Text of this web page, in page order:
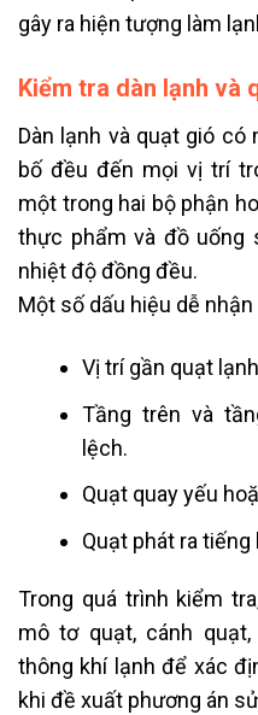
gây ra hiện tượng làm
Kiểm tra dàn lạnh và
Dàn lạnh và quạt gió có
bố đều đến mọi vị trí
một trong hai bộ phận
thực phẩm và đồ uống
nhiệt độ đồng đều.
Một số dấu hiệu dễ nhận
Vị trí gần quạt
Tầng trên và
lệch.
Quạt quay yếu
Quạt phát ra
Trong quá trình kiểm
mô tơ quạt, cánh
thông khí lạnh để xác
khi đề xuất phương án